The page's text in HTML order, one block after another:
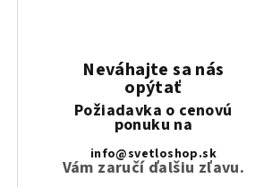
Neváhajte sa nás
opýtať
Požiadavka o cenovú
ponuku na
info@svetloshop.sk
Vám zaručí ďalšiu zľavu.